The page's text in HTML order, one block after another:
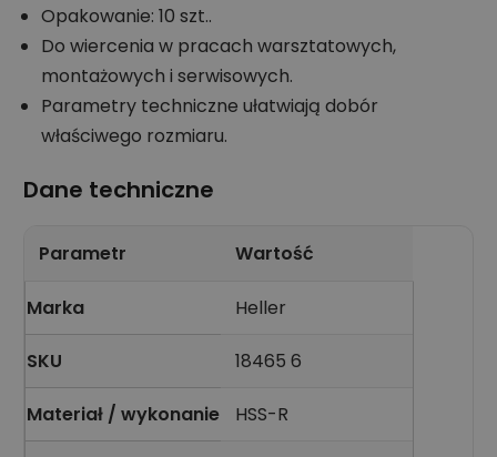
Opakowanie: 10 szt..
Do wiercenia w pracach warsztatowych,
montażowych i serwisowych.
Parametry techniczne ułatwiają dobór
właściwego rozmiaru.
Dane techniczne
Parametr Wartość
Marka Heller
SKU 18465 6
Materiał / wykonanie HSS-R